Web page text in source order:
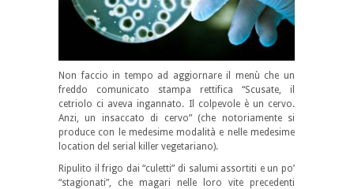
Non faccio in tempo ad aggiornare il menù che un
freddo comunicato stampa rettifica “Scusate, il
cetriolo ci aveva ingannato. Il colpevole è un cervo.
Anzi, un insaccato di cervo” (che notoriamente si
produce con le medesime modalità e nelle medesime
location del serial killer vegetariano).
Ripulito il frigo dai “culetti” di salumi assortiti e un po’
“stagionati”, che magari nelle loro vite precedenti